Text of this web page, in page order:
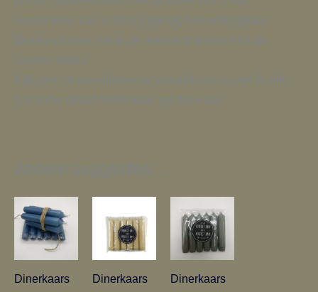
keuzemenu, dan is deze (tijdelijk) niet verkrijgbaar.
Benieuwd naar hoe je de meeste branduren uit de
kaarsen haalt?
Kijk voor de brandinstructie van de kaarsen van Rustic
Lys onder de tab “Informatie” op deze site.
Andere suggesties…
Dinerkaars Dinerkaars Dinerkaars